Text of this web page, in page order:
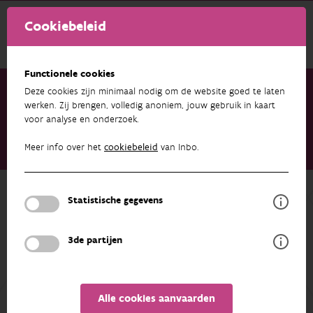
Cookiebeleid
Functionele cookies
Deze cookies zijn minimaal nodig om de website goed te laten
werken. Zij brengen, volledig anoniem, jouw gebruik in kaart
voor analyse en onderzoek.
Meer info over het cookiebeleid van Inbo.
Statistische gegevens
3de partijen
Alle cookies aanvaarden
Onderzoek & resultaten
Spatial trade-off analysis of short rotation coppice in Belgium.
Effects on ecosystem services and biodiversity
Spatial trade-off analysis of short
rotation coppice in Belgium. Effects
biodiversity